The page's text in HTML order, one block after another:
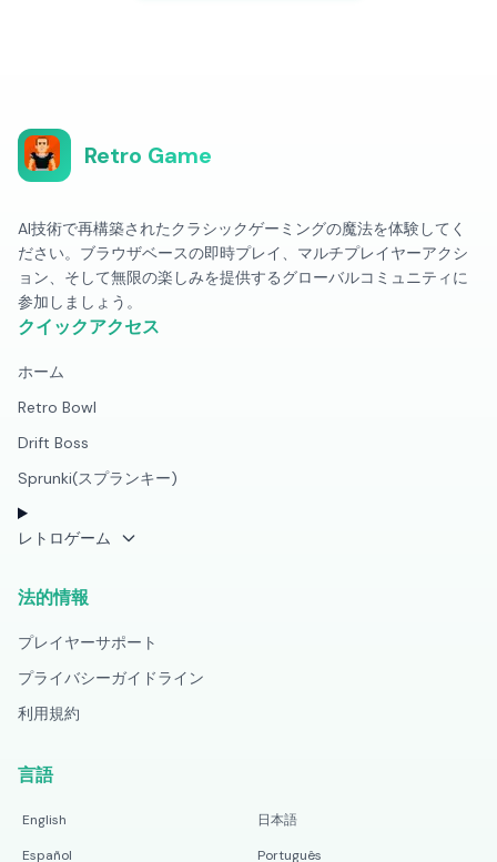
Retro Game
AI技術で再構築されたクラシックゲーミングの魔法を体験してく
ださい。ブラウザベースの即時プレイ、マルチプレイヤーアクシ
ョン、そして無限の楽しみを提供するグローバルコミュニティに
参加しましょう。
クイックアクセス
ホーム
Retro Bowl
Drift Boss
Sprunki(スプランキー)
レトロゲーム
法的情報
プレイヤーサポート
プライバシーガイドライン
利用規約
言語
English
日本語
Español
Português